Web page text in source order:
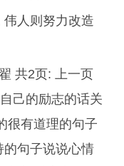
人则努力改造
共2页: 上一页
己的励志的话关
很有道理的句子
句子说说心情